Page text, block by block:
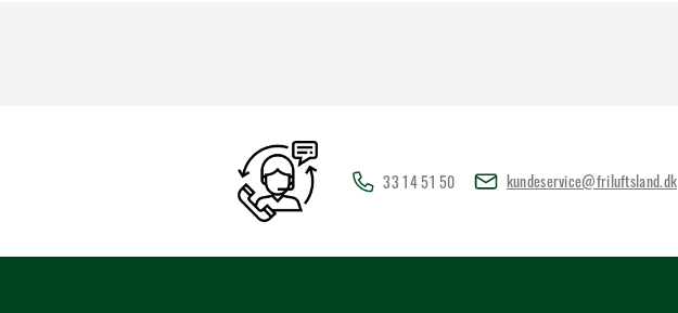
33 14 51 50 kundeservice@friluftsland.dk